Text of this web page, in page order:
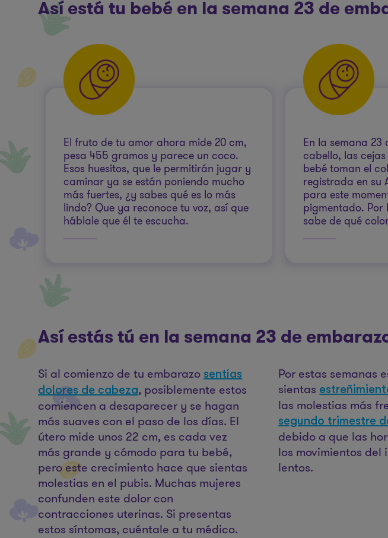
Así está tu bebé en la semana 23 de
El fruto de tu amor ahora mide 20 cm,
pesa 455 gramos y parece un coco.
Esos huesitos, que le permitirán jugar y
caminar ya se están poniendo mucho
más fuertes, ¿y sabes qué es lo más
lindo? Que ya reconoce tu voz, así que
háblale que él te escucha.
En la semana 23
cabello, las
bebé toman el
registrada en su
para este
pigmentado. Por
sabe de qué
Así estás tú en la semana 23 de
Si al comienzo de tu embarazo sentías
dolores de cabeza, posiblemente estos
comiencen a desaparecer y se hagan
más suaves con el paso de los días. El
útero mide unos 22 cm, es cada vez
más grande y cómodo para tu bebé,
pero este crecimiento hace que sientas
molestias en el pubis. Muchas mujeres
confunden este dolor con
contracciones uterinas. Si presentas
estos síntomas, cuéntale a tu médico.
Por estas semanas
sientas
las molestias más
segundo trimestre
debido a que las
los movimientos del
lentos.